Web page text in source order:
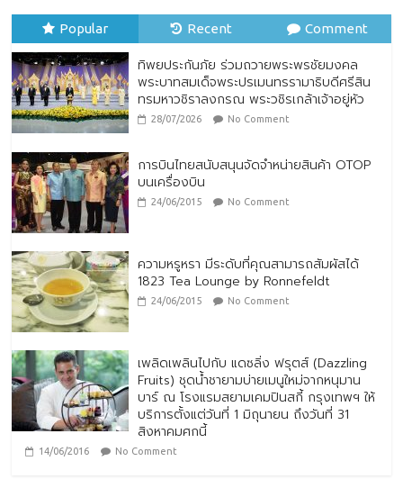
พระบาทสมเด็จพระปรเมนทรรามาธิบดีศรีสิน
ทรมหาวชิราลงกรณ พระวชิรเกล้าเจ้าอยู่หัว
Popular Recent Comment
ทิพยประกันภัย ร่วมถวายพระพรชัยมงคล
พระบาทสมเด็จพระปรเมนทรรามาธิบดีศรีสิน
ทรมหาวชิราลงกรณ พระวชิรเกล้าเจ้าอยู่หัว
28/07/2026 No Comment
การบินไทยสนับสนุนจัดจำหน่ายสินค้า OTOP
บนเครื่องบิน
24/06/2015 No Comment
ความหรูหรา มีระดับที่คุณสามารถสัมผัสได้
1823 Tea Lounge by Ronnefeldt
24/06/2015 No Comment
เพลิดเพลินไปกับ แดซลิ่ง ฟรุตส์ (Dazzling
Fruits) ชุดน้ำชายามบ่ายเมนูใหม่จากหนุมาน
บาร์ ณ โรงแรมสยามเคมปินสกี้ กรุงเทพฯ ให้
บริการตั้งแต่วันที่ 1 มิถุนายน ถึงวันที่ 31
สิงหาคมศกนี้
14/06/2016 No Comment